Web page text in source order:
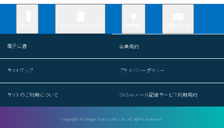
電子公告 会員規約
サイトマップ プライバシーポリシー
サイトのご利用について SNS・e-メール配信サービス利用規約
Copyright © Naigai Trans Line Ltd. All rights reserved.